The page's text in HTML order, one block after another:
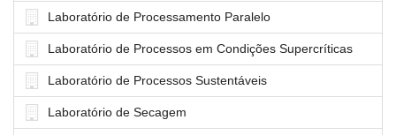
Laboratório de Processamento Paralelo
Laboratório de Processos em Condições Supercríticas
Laboratório de Processos Sustentáveis
Laboratório de Secagem